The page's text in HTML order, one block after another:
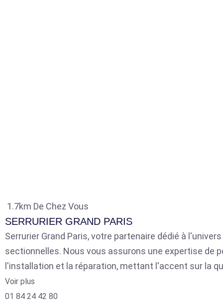
1.7km De Chez Vous
SERRURIER GRAND PARIS
Serrurier Grand Paris, votre partenaire dédié à
sectionnelles. Nous vous assurons une expertise de
l'installation et la réparation, mettant l'accent sur la
Voir plus
01 84 24 42 80